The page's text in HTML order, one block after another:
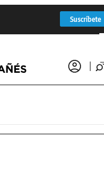
Suscríbete